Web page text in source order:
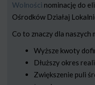
Wolności nominację do
Ośrodków Działaj
Co to znaczy dla naszych
Wyższe kwoty
Dłuższy okres
Zwiększenie puli